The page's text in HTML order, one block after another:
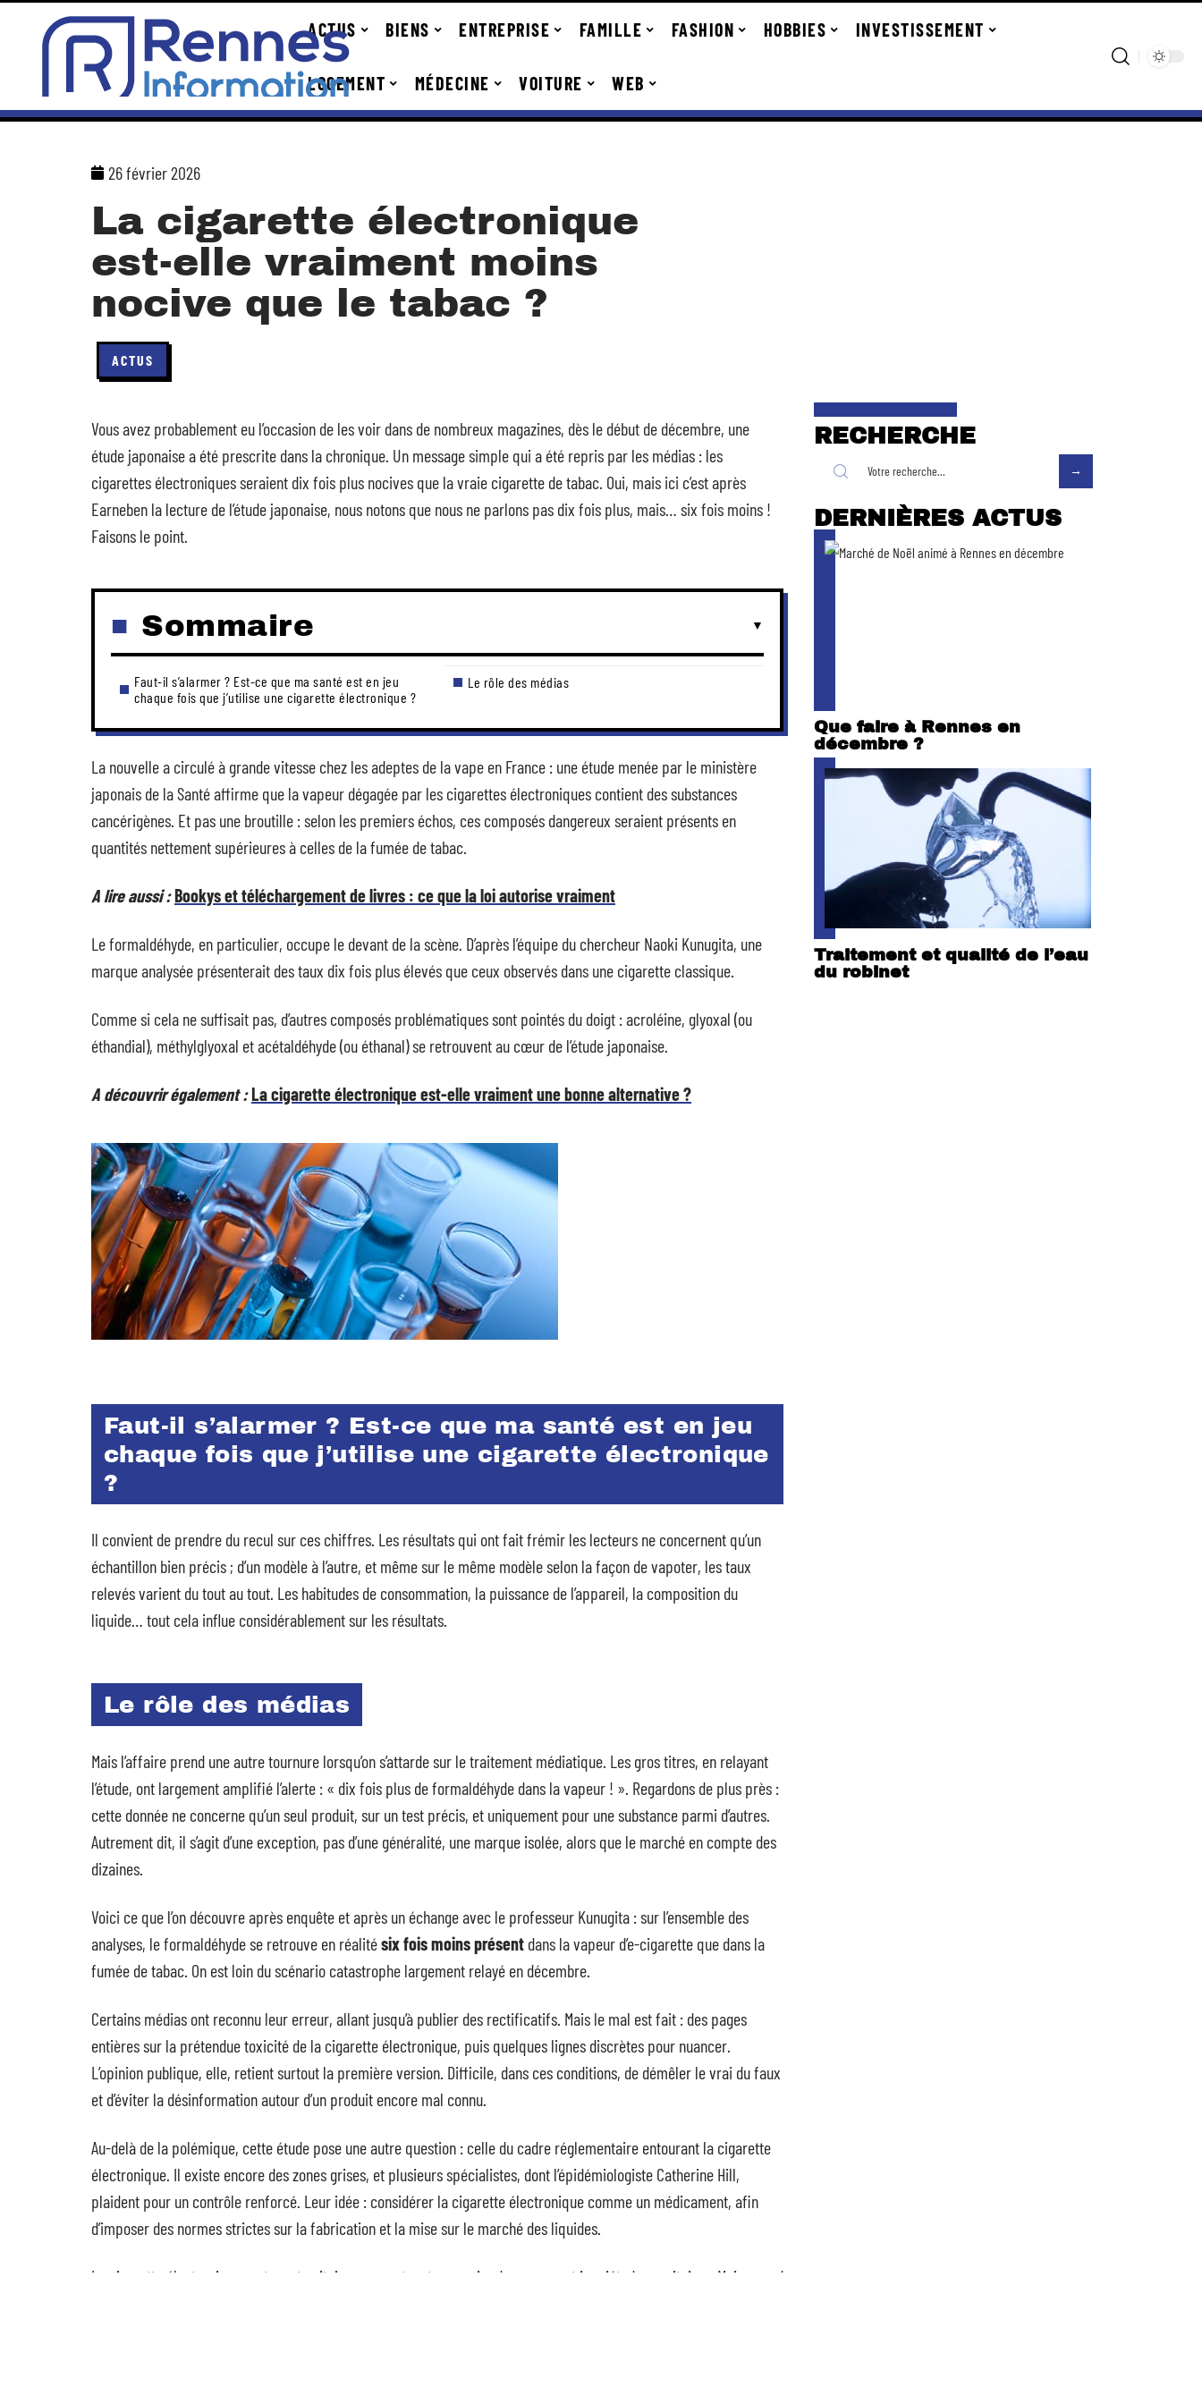
ACTUS BIENS ENTREPRISE FAMILLE FASHION HOBBIES INVESTISSEMENT
LOGEMENT MÉDECINE VOITURE WEB
26 février 2026
La cigarette électronique
est-elle vraiment moins
nocive que le tabac ?
ACTUS
Vous avez probablement eu l’occasion de les voir dans de nombreux magazines, dès le début de décembre, une
étude japonaise a été prescrite dans la chronique. Un message simple qui a été repris par les médias : les
cigarettes électroniques seraient dix fois plus nocives que la vraie cigarette de tabac. Oui, mais ici c’est après
Earneben la lecture de l’étude japonaise, nous notons que nous ne parlons pas dix fois plus, mais… six fois moins !
Faisons le point.
Sommaire
Faut-il s’alarmer ? Est-ce que ma santé est en jeu
chaque fois que j’utilise une cigarette électronique ?
Le rôle des médias
La nouvelle a circulé à grande vitesse chez les adeptes de la vape en France : une étude menée par le ministère
japonais de la Santé affirme que la vapeur dégagée par les cigarettes électroniques contient des substances
cancérigènes. Et pas une broutille : selon les premiers échos, ces composés dangereux seraient présents en
quantités nettement supérieures à celles de la fumée de tabac.
A lire aussi :Bookys et téléchargement de livres : ce que la loi autorise vraiment
Le formaldéhyde, en particulier, occupe le devant de la scène. D’après l’équipe du chercheur Naoki Kunugita, une
marque analysée présenterait des taux dix fois plus élevés que ceux observés dans une cigarette classique.
Comme si cela ne suffisait pas, d’autres composés problématiques sont pointés du doigt : acroléine, glyoxal (ou
éthandial), méthylglyoxal et acétaldéhyde (ou éthanal) se retrouvent au cœur de l’étude japonaise.
A découvrir également :La cigarette électronique est-elle vraiment une bonne alternative ?
Faut-il s’alarmer ? Est-ce que ma santé est en jeu
chaque fois que j’utilise une cigarette électronique
?
Il convient de prendre du recul sur ces chiffres. Les résultats qui ont fait frémir les lecteurs ne concernent qu’un
échantillon bien précis ; d’un modèle à l’autre, et même sur le même modèle selon la façon de vapoter, les taux
relevés varient du tout au tout. Les habitudes de consommation, la puissance de l’appareil, la composition du
liquide… tout cela influe considérablement sur les résultats.
Le rôle des médias
Mais l’affaire prend une autre tournure lorsqu’on s’attarde sur le traitement médiatique. Les gros titres, en relayant
l’étude, ont largement amplifié l’alerte : « dix fois plus de formaldéhyde dans la vapeur ! ». Regardons de plus près :
cette donnée ne concerne qu’un seul produit, sur un test précis, et uniquement pour une substance parmi d’autres.
Autrement dit, il s’agit d’une exception, pas d’une généralité, une marque isolée, alors que le marché en compte des
dizaines.
Voici ce que l’on découvre après enquête et après un échange avec le professeur Kunugita : sur l’ensemble des
analyses, le formaldéhyde se retrouve en réalitésix fois moins présent dans la vapeur d’e-cigarette que dans la
fumée de tabac. On est loin du scénario catastrophe largement relayé en décembre.
Certains médias ont reconnu leur erreur, allant jusqu’à publier des rectificatifs. Mais le mal est fait : des pages
entières sur la prétendue toxicité de la cigarette électronique, puis quelques lignes discrètes pour nuancer.
L’opinion publique, elle, retient surtout la première version. Difficile, dans ces conditions, de démêler le vrai du faux
et d’éviter la désinformation autour d’un produit encore mal connu.
Au-delà de la polémique, cette étude pose une autre question : celle du cadre réglementaire entourant la cigarette
électronique. Il existe encore des zones grises, et plusieurs spécialistes, dont l’épidémiologiste Catherine Hill,
plaident pour un contrôle renforcé. Leur idée : considérer la cigarette électronique comme un médicament, afin
d’imposer des normes strictes sur la fabrication et la mise sur le marché des liquides.
La cigarette électronique reste un territoire mouvant, entre espoirs de sevrage et inquiétudes sanitaires. Mais quand
RECHERCHE
DERNIÈRES ACTUS
Que faire à Rennes en
décembre ?
Traitement et qualité de l’eau
du robinet